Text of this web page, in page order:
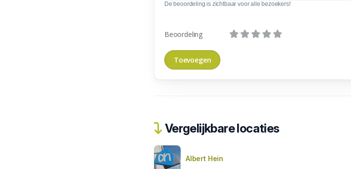
De beoordeling is zichtbaar voor alle bezoekers!
Beoordeling
Vergelijkbare locaties
Albert Hein